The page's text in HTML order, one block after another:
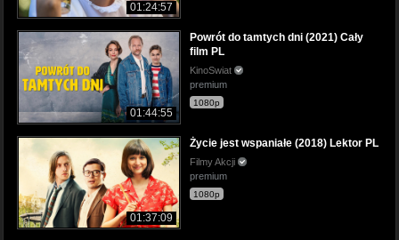
01:24:57
01:44:55
Powrót do tamtych dni (2021) Cały
film PL
KinoSwiat
premium
1080p
01:37:09
Życie jest wspaniałe (2018) Lektor PL
Filmy Akcji
premium
1080p